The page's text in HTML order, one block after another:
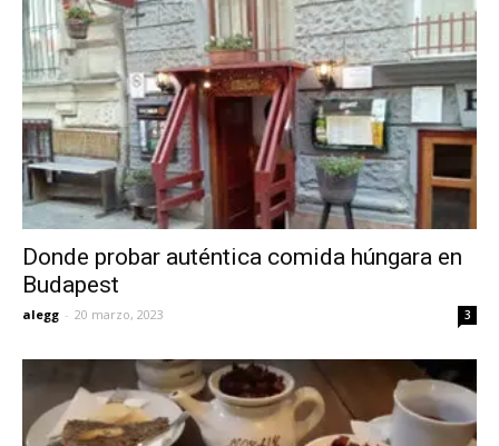
Donde probar auténtica comida húngara en
Budapest
alegg - 20 marzo, 2023 3